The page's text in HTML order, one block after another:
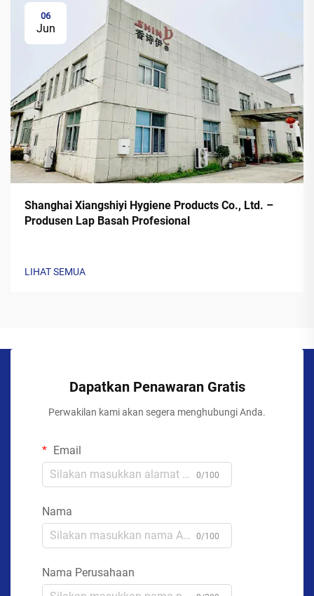
06
Jun
Shanghai Xiangshiyi Hygiene Products Co., Ltd. –
Produsen Lap Basah Profesional
LIHAT SEMUA
Dapatkan Penawaran Gratis
Perwakilan kami akan segera menghubungi Anda.
Email
0/100
Nama
0/100
Nama Perusahaan